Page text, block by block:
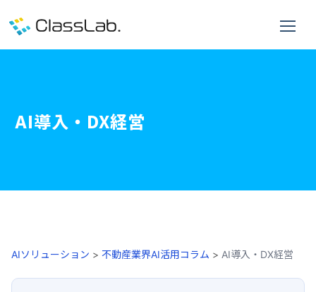
AI導入・DX経営
AIソリューション > 不動産業界AI活用コラム > AI導入・DX経営